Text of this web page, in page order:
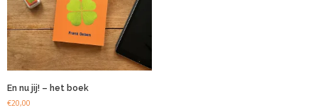
En nu jij! – het boek
€20,00